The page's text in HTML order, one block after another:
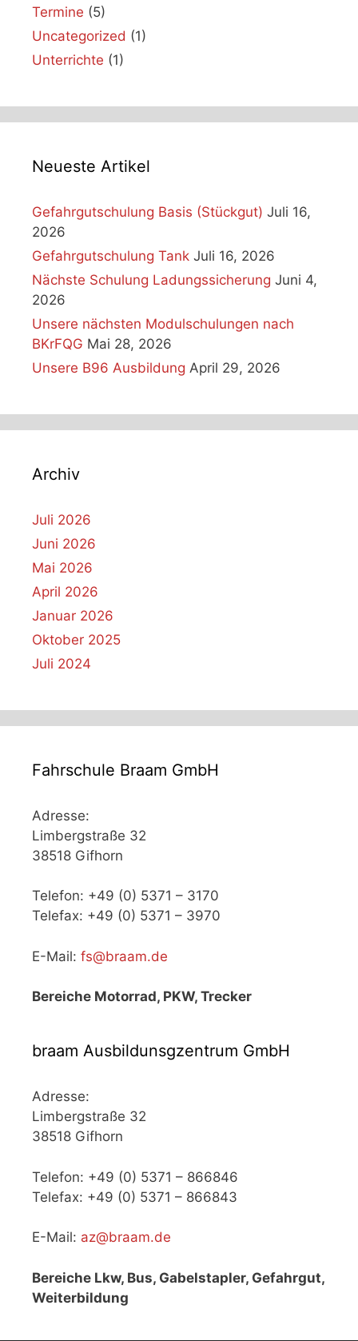
Termine (5)
Uncategorized (1)
Unterrichte (1)
Neueste Artikel
Gefahrgutschulung Basis (Stückgut) Juli 16,
2026
Gefahrgutschulung Tank Juli 16, 2026
Nächste Schulung Ladungssicherung Juni 4,
2026
Unsere nächsten Modulschulungen nach
BKrFQG Mai 28, 2026
Unsere B96 Ausbildung April 29, 2026
Archiv
Juli 2026
Juni 2026
Mai 2026
April 2026
Januar 2026
Oktober 2025
Juli 2024
Fahrschule Braam GmbH
Adresse:
Limbergstraße 32
38518 Gifhorn
Telefon: +49 (0) 5371 – 3170
Telefax: +49 (0) 5371 – 3970
E-Mail: fs@braam.de
Bereiche Motorrad, PKW, Trecker
braam Ausbildunsgzentrum GmbH
Adresse:
Limbergstraße 32
38518 Gifhorn
Telefon: +49 (0) 5371 – 866846
Telefax: +49 (0) 5371 – 866843
E-Mail: az@braam.de
Bereiche Lkw, Bus, Gabelstapler, Gefahrgut,
Weiterbildung